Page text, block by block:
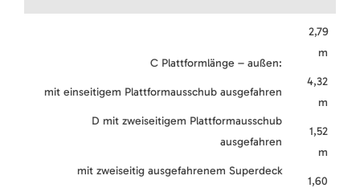
C Plattformlänge – außen:
mit einseitigem Plattformausschub ausgefahren
D mit zweiseitigem Plattformausschub
ausgefahren
mit zweiseitig ausgefahrenem Superdeck
2,79
m
4,32
m
1,52
m
1,60